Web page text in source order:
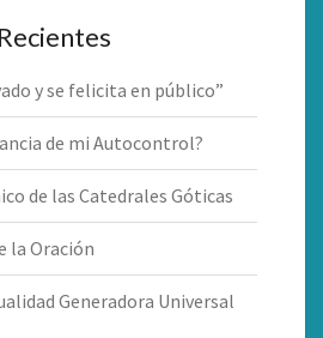
y se felicita en público”
de mi Autocontrol?
de las Catedrales Góticas
la Oración
Generadora Universal